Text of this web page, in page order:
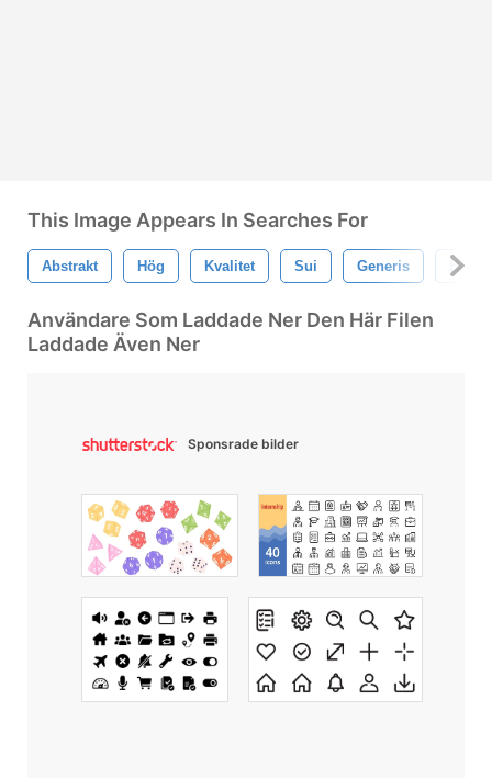
This Image Appears In Searches For
Abstrakt Hög Kvalitet Sui Generis
Användare Som Laddade Ner Den Här Filen
Laddade Även Ner
Sponsrade bilder